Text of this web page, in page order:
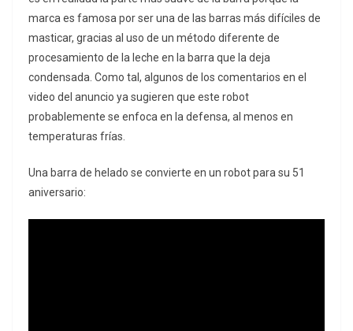
marca es famosa por ser una de las barras más difíciles de
masticar, gracias al uso de un método diferente de
procesamiento de la leche en la barra que la deja
condensada. Como tal, algunos de los comentarios en el
video del anuncio ya sugieren que este robot
probablemente se enfoca en la defensa, al menos en
temperaturas frías.
Una barra de helado se convierte en un robot para su 51
aniversario: